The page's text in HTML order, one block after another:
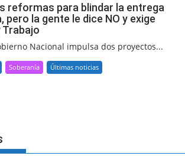
reformas para blindar la entrega
pero la gente le dice NO y exige
Trabajo
Nacional impulsa dos proyectos...
Soberanía Últimas noticias